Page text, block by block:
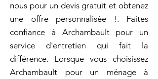
nous pour un devis gratuit et obtenez
une offre personnalisée !. Faites
confiance à Archambault pour un
service d'entretien qui fait la
différence. Lorsque vous choisissez
Archambault pour un ménage à